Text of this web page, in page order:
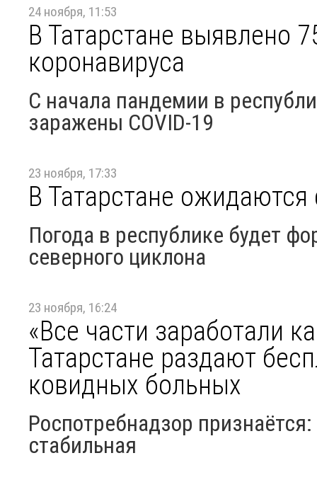
24 ноября, 11:53
В Татарстане выявлено
коронавируса
С начала пандемии в
заражены COVID-19
23 ноября, 17:33
В Татарстане ожидаются
Погода в республике будет
северного циклона
23 ноября, 16:24
«Все части заработали
Татарстане раздают
ковидных больных
Роспотребнадзор
стабильная